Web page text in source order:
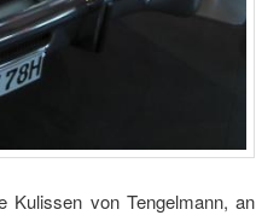
Kulissen von Tengelmann, an